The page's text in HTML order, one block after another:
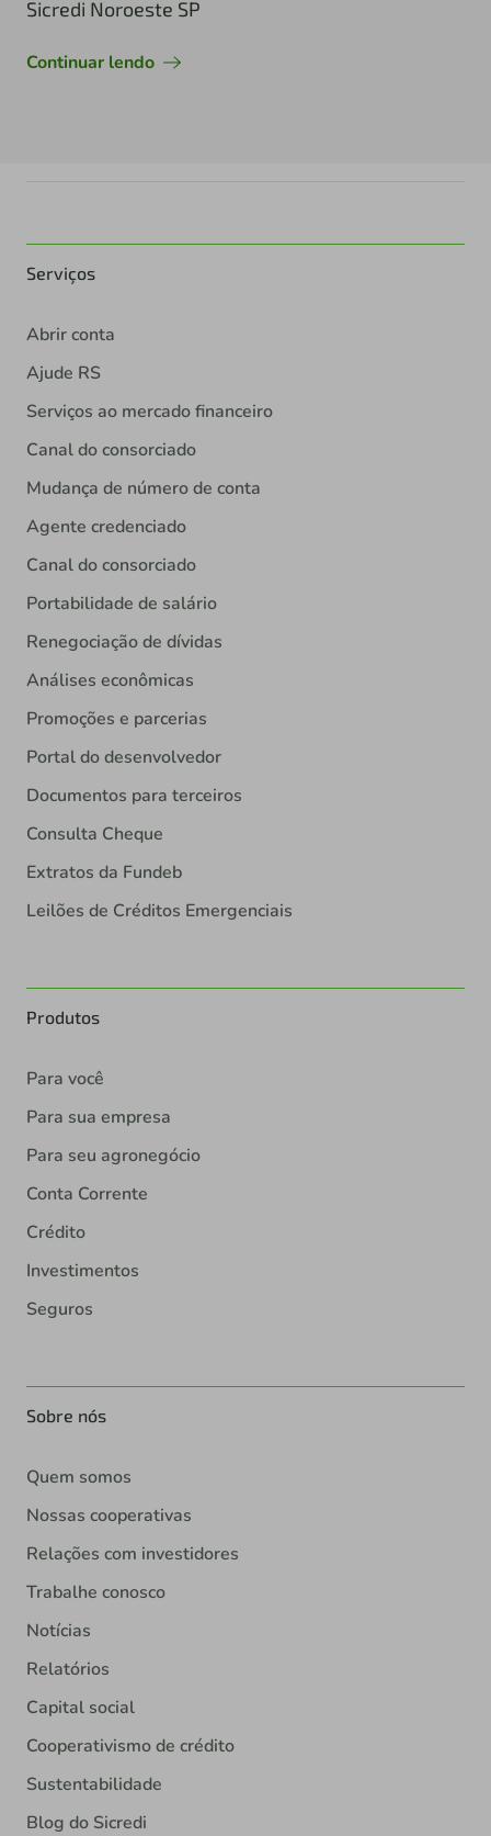
Sicredi Noroeste SP
Continuar lendo
Serviços
Abrir conta
Ajude RS
Serviços ao mercado financeiro
Canal do consorciado
Mudança de número de conta
Agente credenciado
Canal do consorciado
Portabilidade de salário
Renegociação de dívidas
Análises econômicas
Promoções e parcerias
Portal do desenvolvedor
Documentos para terceiros
Consulta Cheque
Extratos da Fundeb
Leilões de Créditos Emergenciais
Produtos
Para você
Para sua empresa
Para seu agronegócio
Conta Corrente
Crédito
Investimentos
Seguros
Sobre nós
Quem somos
Nossas cooperativas
Relações com investidores
Trabalhe conosco
Notícias
Relatórios
Capital social
Cooperativismo de crédito
Sustentabilidade
Blog do Sicredi